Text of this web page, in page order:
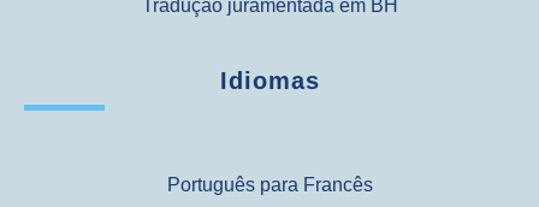
Tradução juramentada em BH
Idiomas
Português para Francês